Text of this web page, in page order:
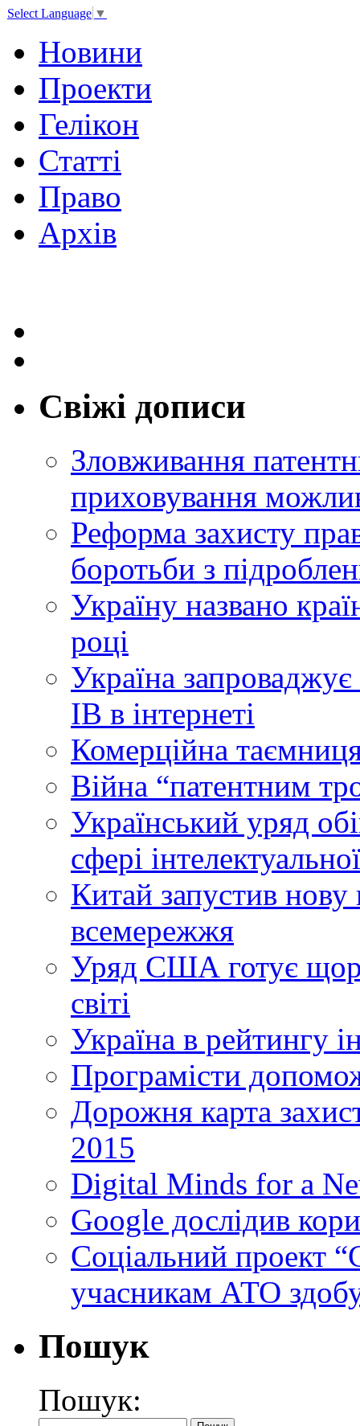
Select Language ▼
Новини
Проекти
Гелікон
Статті
Право
Архів
Свіжі дописи
Зловживання
приховування
Реформа захисту
боротьби з
Україну названо
році
Україна
ІВ в інтернеті
Комерційна
Війна “патентним
Український уряд
сфері
Китай запустив
всемережжя
Уряд США готує
світі
Україна в рейтингу
Програмісти
Дорожня карта
2015
Digital Minds for a
Google дослідив
Cоціальний проект
учасникам АТО
Пошук
Пошук: